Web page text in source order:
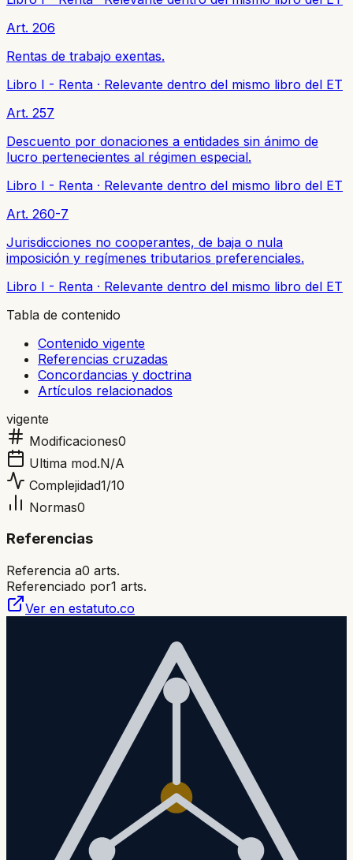
Art. 206
Rentas de trabajo exentas.
Libro I - Renta · Relevante dentro del mismo libro del ET
Art. 257
Descuento por donaciones a entidades sin ánimo de
lucro pertenecientes al régimen especial.
Libro I - Renta · Relevante dentro del mismo libro del ET
Art. 260-7
Jurisdicciones no cooperantes, de baja o nula
imposición y regímenes tributarios preferenciales.
Libro I - Renta · Relevante dentro del mismo libro del ET
Tabla de contenido
Contenido vigente
Referencias cruzadas
Concordancias y doctrina
Artículos relacionados
vigente
Modificaciones0
Ultima mod.N/A
Complejidad1/10
Normas0
Referencias
Referencia a0 arts.
Referenciado por1 arts.
Ver en estatuto.co